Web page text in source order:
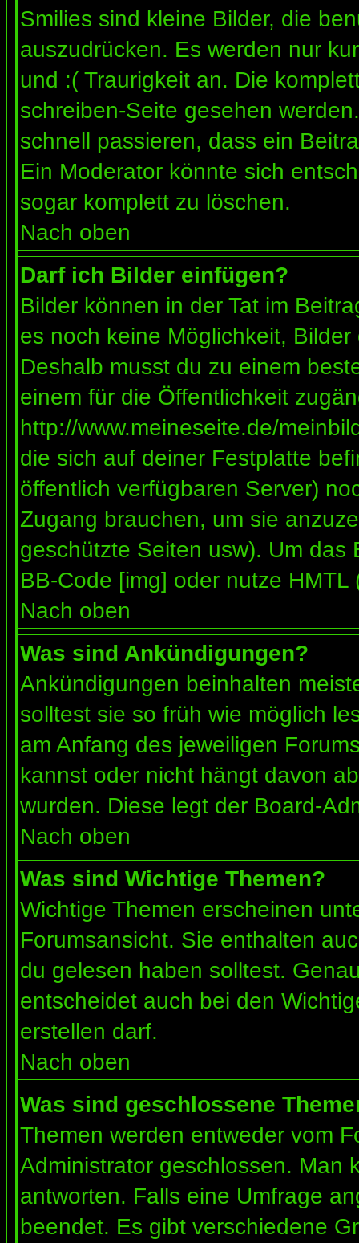
Smilies sind kleine Bilder, die
auszudrücken. Es werden nur
und :( Traurigkeit an. Die
schreiben-Seite gesehen
schnell passieren, dass ein
Ein Moderator könnte sich
sogar komplett zu löschen.
Nach oben
Darf ich Bilder einfügen?
Bilder können in der Tat im
es noch keine Möglichkeit,
Deshalb musst du zu einem
einem für die Öffentlichkeit
http://www.meineseite.de/
die sich auf deiner Festplatte
öffentlich verfügbaren Server)
Zugang brauchen, um sie
geschützte Seiten usw). Um
BB-Code [img] oder nutze HMTL
Nach oben
Was sind Ankündigungen?
Ankündigungen beinhalten
solltest sie so früh wie möglich
am Anfang des jeweiligen
kannst oder nicht hängt davon
wurden. Diese legt der Board-
Nach oben
Was sind Wichtige Themen?
Wichtige Themen erscheinen
Forumsansicht. Sie enthalten
du gelesen haben solltest.
entscheidet auch bei den
erstellen darf.
Nach oben
Was sind geschlossene
Themen werden entweder vom
Administrator geschlossen. Man
antworten. Falls eine Umfrage
beendet. Es gibt verschiedene